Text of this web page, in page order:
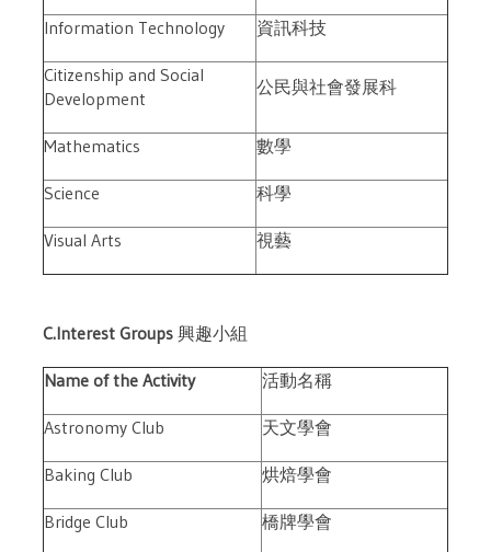
Information Technology 資訊科技
Citizenship and Social
Development
公民與社會發展科
Mathematics 數學
Science 科學
Visual Arts 視藝
C.Interest Groups 興趣小組
Name of the Activity 活動名稱
Astronomy Club 天文學會
Baking Club 烘焙學會
Bridge Club 橋牌學會